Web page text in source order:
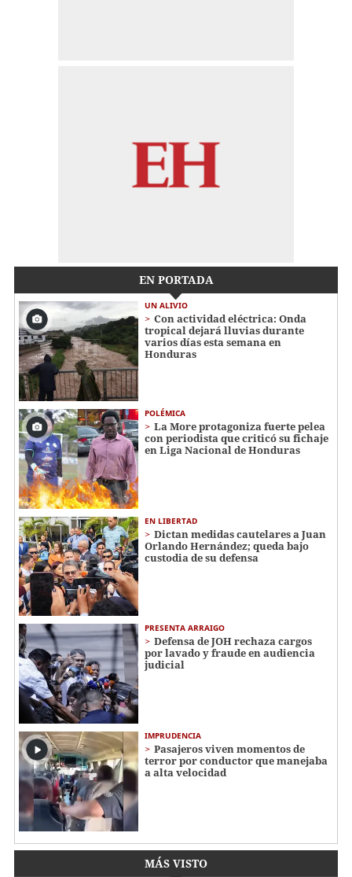
EN PORTADA
UN ALIVIO
Con actividad eléctrica: Onda
tropical dejará lluvias durante
varios días esta semana en
Honduras
POLÉMICA
La More protagoniza fuerte pelea
con periodista que criticó su fichaje
en Liga Nacional de Honduras
EN LIBERTAD
Dictan medidas cautelares a Juan
Orlando Hernández; queda bajo
custodia de su defensa
PRESENTA ARRAIGO
Defensa de JOH rechaza cargos
por lavado y fraude en audiencia
judicial
IMPRUDENCIA
Pasajeros viven momentos de
terror por conductor que manejaba
a alta velocidad
MÁS VISTO